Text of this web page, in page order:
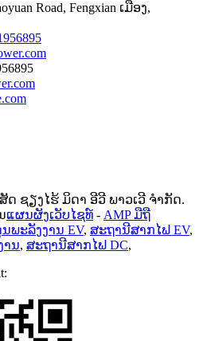
Road, Fengxian ເມືອງ,
ດ ຊຽງໄຮ້ ມິດາ ອີວີ ພາວເວີ ຈຳກັດ.
ແຜນຜັງເວັບໄຊທ໌ - AMP ມືຖື
ພະລັງງານ EV, ສະຖານີສາກໄຟ EV,
ານ, ສະຖານີສາກໄຟ DC,